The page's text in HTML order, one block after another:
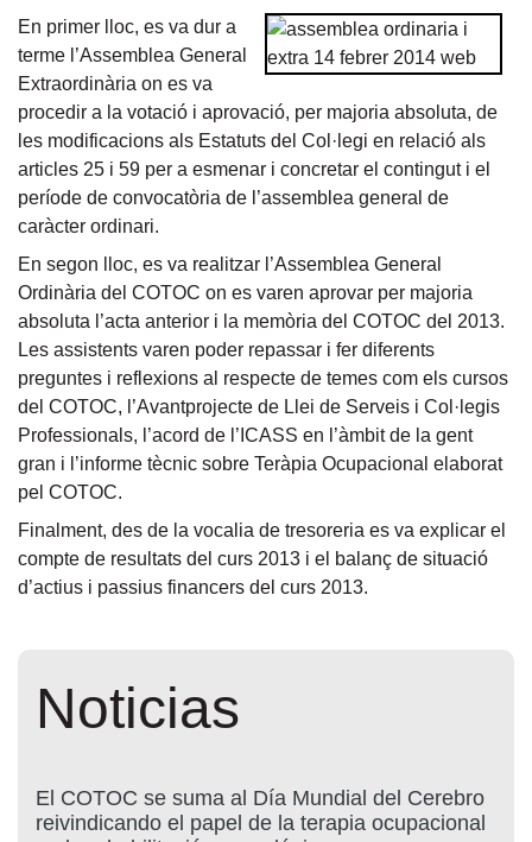
En primer lloc, es va dur a
terme l’Assemblea General
Extraordinària on es va
procedir a la votació i aprovació, per majoria absoluta, de
les modificacions als Estatuts del Col·legi en relació als
articles 25 i 59 per a esmenar i concretar el contingut i el
període de convocatòria de l’assemblea general de
caràcter ordinari.
En segon lloc, es va realitzar l’Assemblea General
Ordinària del COTOC on es varen aprovar per majoria
absoluta l’acta anterior i la memòria del COTOC del 2013.
Les assistents varen poder repassar i fer diferents
preguntes i reflexions al respecte de temes com els cursos
del COTOC, l’Avantprojecte de Llei de Serveis i Col·legis
Professionals, l’acord de l’ICASS en l’àmbit de la gent
gran i l’informe tècnic sobre Teràpia Ocupacional elaborat
pel COTOC.
Finalment, des de la vocalia de tresoreria es va explicar el
compte de resultats del curs 2013 i el balanç de situació
d’actius i passius financers del curs 2013.
Noticias
El COTOC se suma al Día Mundial del Cerebro
reivindicando el papel de la terapia ocupacional